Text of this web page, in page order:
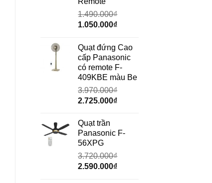
1.490.000₫
Giá
là:
1.490.000₫.
1.050.000₫Giá
tại
là:
1.050.000₫.
Quạt đứng Cao
cấp Panasonic
có remote F-
409KBE màu Be
3.970.000₫
Giá
là:
3.970.000₫.
2.725.000₫Giá
là:
Quạt trần
Panasonic F-
56XPG
3.720.000₫
Giá
2.590.000₫Giá